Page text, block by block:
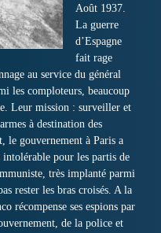
Août 1937.
La guerre
d’Espagne
fait rage
au service du général
les comploteurs, beaucoup
Leur mission : surveiller et
à destination des
le gouvernement à Paris a
pour les partis de
très implanté parmi
rester les bras croisés. A la
récompense ses espions par
de la police et